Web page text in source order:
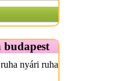
budapest
nyári ruha